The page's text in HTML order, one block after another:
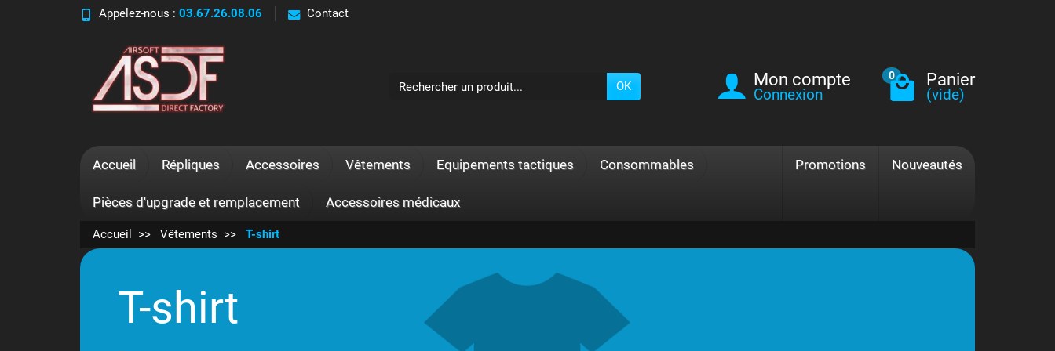
Appelez-nous : 03.67.26.08.06 Contact
OK Mon compte
Connexion
0 Panier
(vide)
Accueil Répliques Accessoires Vêtements Equipements tactiques Consommables
Pièces d'upgrade et remplacement Accessoires médicaux
Promotions Nouveautés
Accueil Vêtements T-shirt
T-shirt